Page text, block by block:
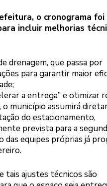
o cronograma foi
incluir melhorias
drenagem, que passa por
para garantir maior
a entrega” e otimizar
o município assumirá
do estacionamento,
prevista para a
das equipes próprias já
tais ajustes técnicos são